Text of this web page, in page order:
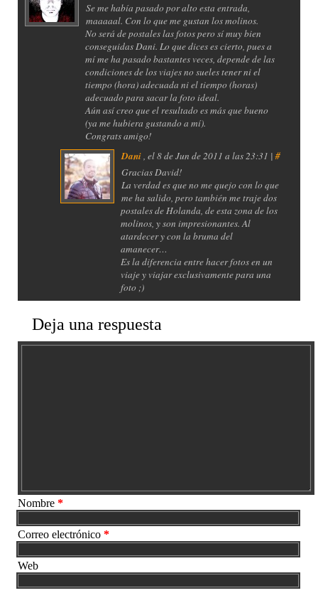
Se me había pasado por alto esta entrada,
maaaaal. Con lo que me gustan los molinos.
No será de postales las fotos pero sí muy bien
conseguidas Dani. Lo que dices es cierto, pues a
mí me ha pasado bastantes veces, depende de las
condiciones de los viajes no sueles tener ni el
tiempo (hora) adecuada ni el tiempo (horas)
adecuado para sacar la foto ideal.
Aún así creo que el resultado es más que bueno
(ya me hubiera gustando a mí).
Congrats amigo!
Dani, el8 de Jun de 2011 a las 23:31 |#
Gracias David!
La verdad es que no me quejo con lo que
me ha salido, pero también me traje dos
postales de Holanda, de esta zona de los
molinos, y son impresionantes. Al
atardecer y con la bruma del
amanecer…
Es la diferencia entre hacer fotos en un
viaje y viajar exclusivamente para una
foto ;)
Deja una respuesta
Nombre *
Correo electrónico *
Web